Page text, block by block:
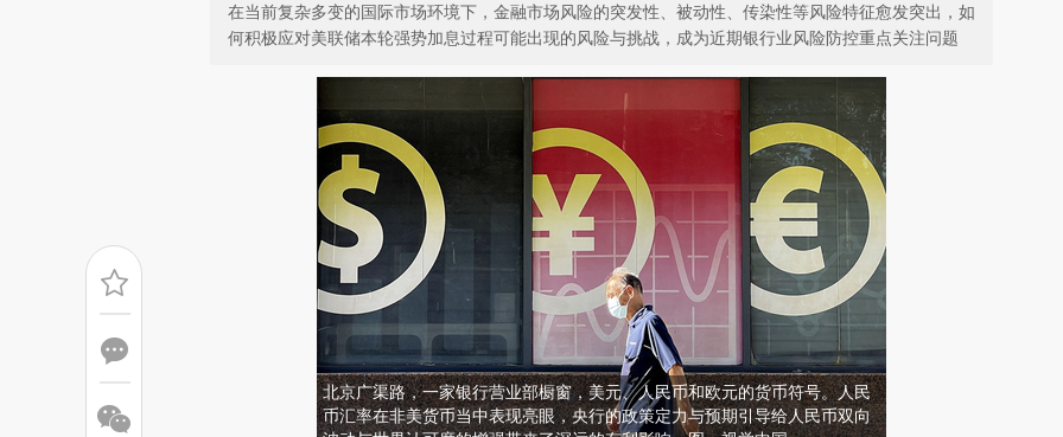
在当前复杂多变的国际市场环境下，金融市场风险的突发性、被动性、传染性等风险特征愈发突出，如
何积极应对美联储本轮强势加息过程可能出现的风险与挑战，成为近期银行业风险防控重点关注问题
北京广渠路，一家银行营业部橱窗，美元、人民币和欧元的货币符号。人民
币汇率在非美货币当中表现亮眼，央行的政策定力与预期引导给人民币双向